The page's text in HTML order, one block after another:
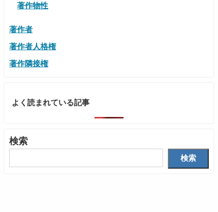
著作物性
著作者
著作者人格権
著作隣接権
よく読まれている記事
検索
検索